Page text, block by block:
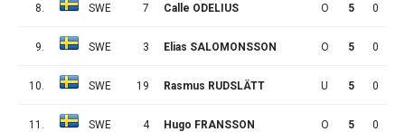
8. SWE 7 Calle ODELIUS O 5 0
9. SWE 3 Elias SALOMONSSON O 5 0
10. SWE 19 Rasmus RUDSLÄTT U 5 0
11. SWE 4 Hugo FRANSSON O 5 0